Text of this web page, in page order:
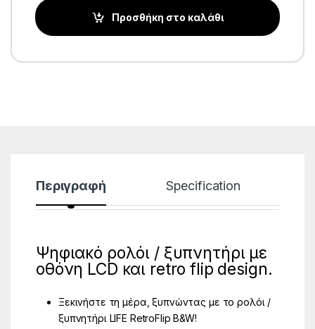
Προσθήκη στο καλάθι
Περιγραφή Specification
Ψηφιακό ρολόι / ξυπνητήρι με
οθόνη LCD και retro flip design.
Ξεκινήστε τη μέρα, ξυπνώντας με το ρολόι /
ξυπνητήρι LIFE RetroFlip B&W!